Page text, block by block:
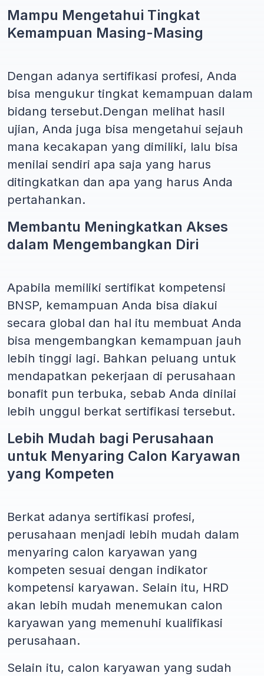
Mampu Mengetahui Tingkat
Kemampuan Masing-Masing
Dengan adanya sertifikasi profesi, Anda
bisa mengukur tingkat kemampuan dalam
bidang tersebut.Dengan melihat hasil
ujian, Anda juga bisa mengetahui sejauh
mana kecakapan yang dimiliki, lalu bisa
menilai sendiri apa saja yang harus
ditingkatkan dan apa yang harus Anda
pertahankan.
Membantu Meningkatkan Akses
dalam Mengembangkan Diri
Apabila memiliki sertifikat kompetensi
BNSP, kemampuan Anda bisa diakui
secara global dan hal itu membuat Anda
bisa mengembangkan kemampuan jauh
lebih tinggi lagi. Bahkan peluang untuk
mendapatkan pekerjaan di perusahaan
bonafit pun terbuka, sebab Anda dinilai
lebih unggul berkat sertifikasi tersebut.
Lebih Mudah bagi Perusahaan
untuk Menyaring Calon Karyawan
yang Kompeten
Berkat adanya sertifikasi profesi,
perusahaan menjadi lebih mudah dalam
menyaring calon karyawan yang
kompeten sesuai dengan indikator
kompetensi karyawan. Selain itu, HRD
akan lebih mudah menemukan calon
karyawan yang memenuhi kualifikasi
perusahaan.
Selain itu, calon karyawan yang sudah